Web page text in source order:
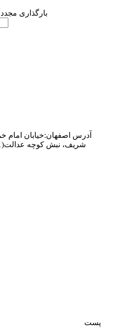
بارگذاری مجدد
آدرس اصفهان:خیابان امام
پست